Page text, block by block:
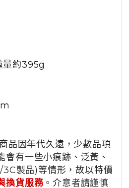
量約395g
品因年代久遠，少數品項
會有一些小痕跡、泛黃、
製品)等情形，故以特價
換貨服務。介意者請謹慎